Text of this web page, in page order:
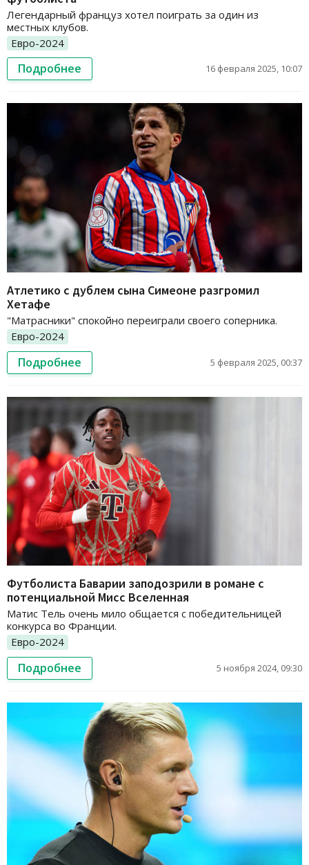
Легендарный француз хотел поиграть за один из
местных клубов.
Евро-2024
Подробнее 16 февраля 2025, 10:07
Атлетико с дублем сына Симеоне разгромил
Хетафе
"Матрасники" спокойно переиграли своего соперника.
Евро-2024
Подробнее 5 февраля 2025, 00:37
Футболиста Баварии заподозрили в романе с
потенциальной Мисс Вселенная
Матис Тель очень мило общается с победительницей
конкурса во Франции.
Евро-2024
Подробнее 5 ноября 2024, 09:30